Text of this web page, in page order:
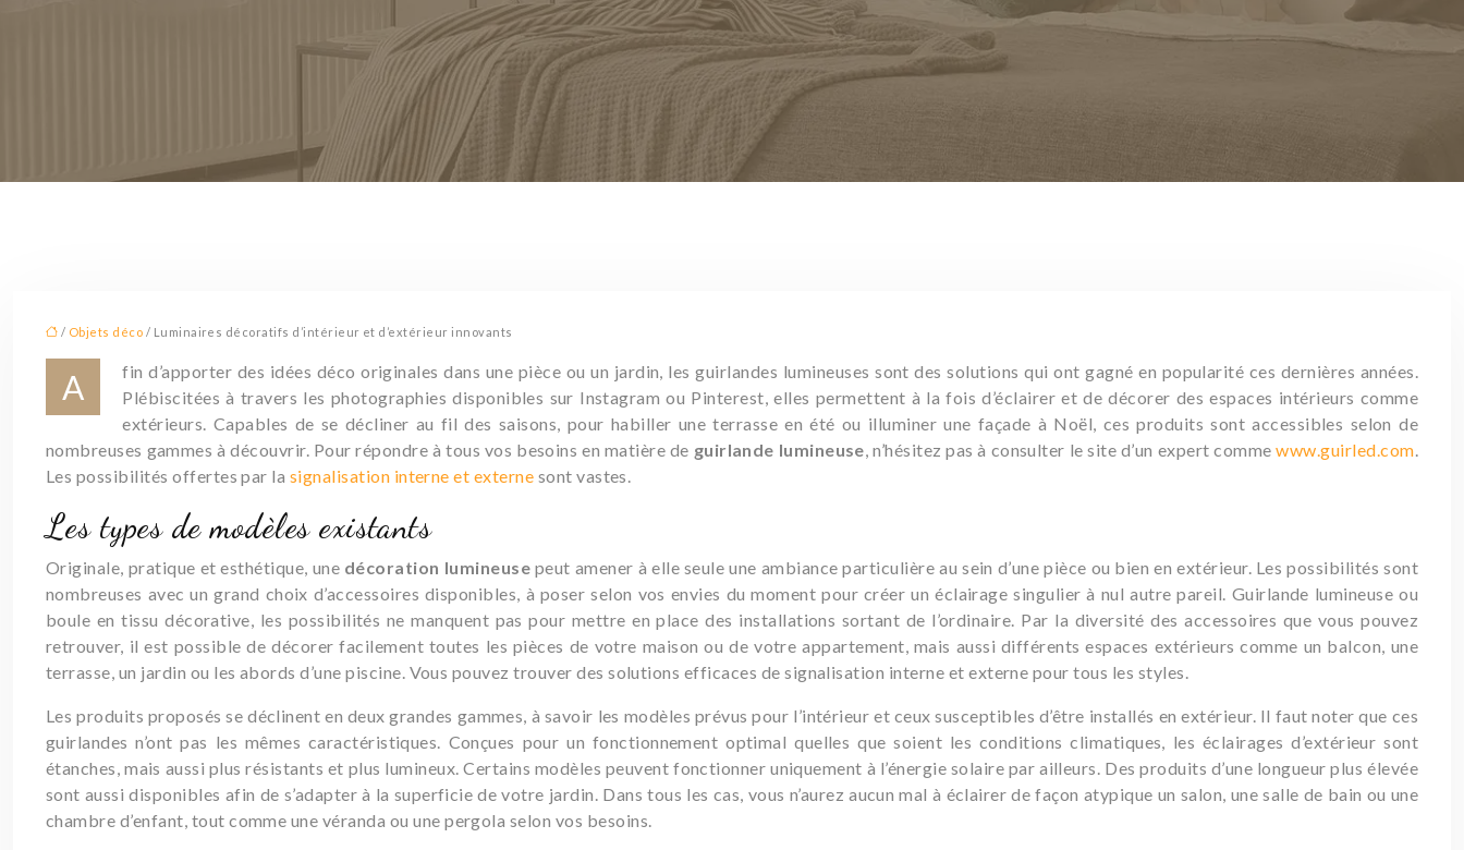
/ Objets déco / Luminaires décoratifs d’intérieur et d’extérieur innovants
A
fin d’apporter des idées déco originales dans une pièce ou un jardin, les guirlandes lumineuses sont des solutions qui ont gagné en popularité ces dernières années.
Plébiscitées à travers les photographies disponibles sur Instagram ou Pinterest, elles permettent à la fois d’éclairer et de décorer des espaces intérieurs comme
extérieurs. Capables de se décliner au fil des saisons, pour habiller une terrasse en été ou illuminer une façade à Noël, ces produits sont accessibles selon de
nombreuses gammes à découvrir. Pour répondre à tous vos besoins en matière de guirlande lumineuse, n’hésitez pas à consulter le site d’un expert commewww.guirled.com.
Les possibilités offertes par la signalisation interne et externe sont vastes.
Les types de modèles existants
Originale, pratique et esthétique, une décoration lumineuse peut amener à elle seule une ambiance particulière au sein d’une pièce ou bien en extérieur. Les possibilités sont
nombreuses avec un grand choix d’accessoires disponibles, à poser selon vos envies du moment pour créer un éclairage singulier à nul autre pareil. Guirlande lumineuse ou
boule en tissu décorative, les possibilités ne manquent pas pour mettre en place des installations sortant de l’ordinaire. Par la diversité des accessoires que vous pouvez
retrouver, il est possible de décorer facilement toutes les pièces de votre maison ou de votre appartement, mais aussi différents espaces extérieurs comme un balcon, une
terrasse, un jardin ou les abords d’une piscine. Vous pouvez trouver des solutions efficaces de signalisation interne et externe pour tous les styles.
Les produits proposés se déclinent en deux grandes gammes, à savoir les modèles prévus pour l’intérieur et ceux susceptibles d’être installés en extérieur. Il faut noter que ces
guirlandes n’ont pas les mêmes caractéristiques. Conçues pour un fonctionnement optimal quelles que soient les conditions climatiques, les éclairages d’extérieur sont
étanches, mais aussi plus résistants et plus lumineux. Certains modèles peuvent fonctionner uniquement à l’énergie solaire par ailleurs. Des produits d’une longueur plus élevée
sont aussi disponibles afin de s’adapter à la superficie de votre jardin. Dans tous les cas, vous n’aurez aucun mal à éclairer de façon atypique un salon, une salle de bain ou une
chambre d’enfant, tout comme une véranda ou une pergola selon vos besoins.